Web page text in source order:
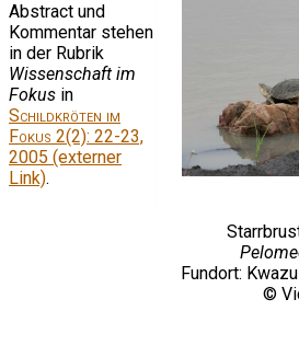
Fundort:
©
Abstract und
Kommentar stehen
in der Rubrik
Wissenschaft im
Fokus in
Schildkröten im
Fokus 2(2): 22-23,
2005 (externer
Link).